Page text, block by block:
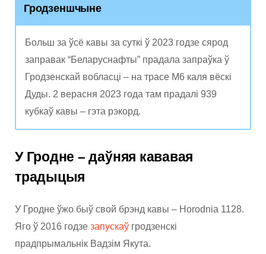
Гродзеншчыне
Больш за ўсё кавы за суткі ў 2023 годзе сярод
заправак “Беларуснафты” прадала запраўка ў
Гродзенскай вобласці – на трасе М6 каля вёскі
Дуды. 2 верасня 2023 года там прадалі 939
кубкаў кавы – гэта рэкорд.
У Гродне – даўняя кававая
традыцыя
У Гродне ўжо быў свой брэнд кавы – Horodnia 1128.
Яго ў 2016 годзе запускаў гродзенскі
прадпрымальнік Вадзім Якута.